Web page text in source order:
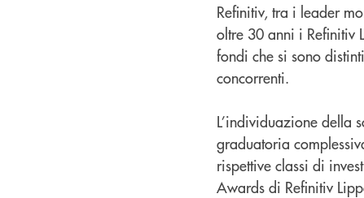
Refinitiv, tra i leader
oltre 30 anni i Refinitiv
fondi che si sono
concorrenti.
L’individuazione della
graduatoria
rispettive classi di
Awards di Refinitiv